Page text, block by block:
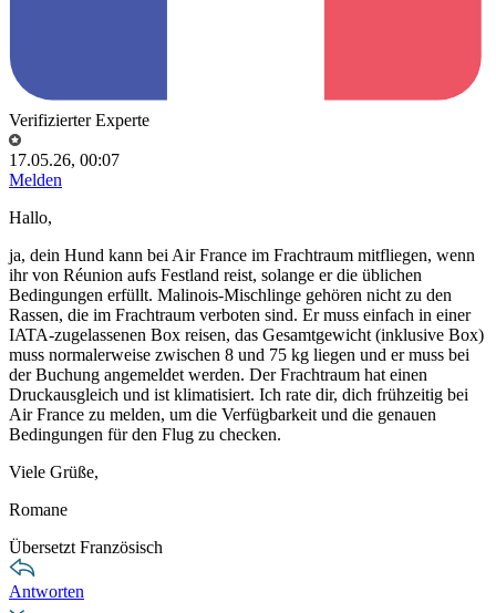
Verifizierter Experte
17.05.26, 00:07
Melden
Hallo,
ja, dein Hund kann bei Air France im Frachtraum mitfliegen, wenn
ihr von Réunion aufs Festland reist, solange er die üblichen
Bedingungen erfüllt. Malinois-Mischlinge gehören nicht zu den
Rassen, die im Frachtraum verboten sind. Er muss einfach in einer
IATA-zugelassenen Box reisen, das Gesamtgewicht (inklusive Box)
muss normalerweise zwischen 8 und 75 kg liegen und er muss bei
der Buchung angemeldet werden. Der Frachtraum hat einen
Druckausgleich und ist klimatisiert. Ich rate dir, dich frühzeitig bei
Air France zu melden, um die Verfügbarkeit und die genauen
Bedingungen für den Flug zu checken.
Viele Grüße,
Romane
Übersetzt Französisch
Antworten